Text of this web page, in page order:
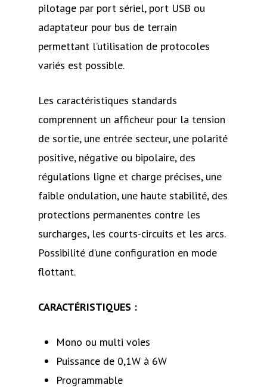
pilotage par port sériel, port USB ou
adaptateur pour bus de terrain
permettant l’utilisation de protocoles
variés est possible.
Les caractéristiques standards
comprennent un afficheur pour la tension
de sortie, une entrée secteur, une polarité
positive, négative ou bipolaire, des
régulations ligne et charge précises, une
faible ondulation, une haute stabilité, des
protections permanentes contre les
surcharges, les courts-circuits et les arcs.
Possibilité d’une configuration en mode
flottant.
CARACTÉRISTIQUES :
Mono ou multi voies
Puissance de 0,1W à 6W
Programmable